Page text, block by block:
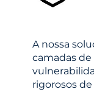
A nossa
camadas
rigorosos